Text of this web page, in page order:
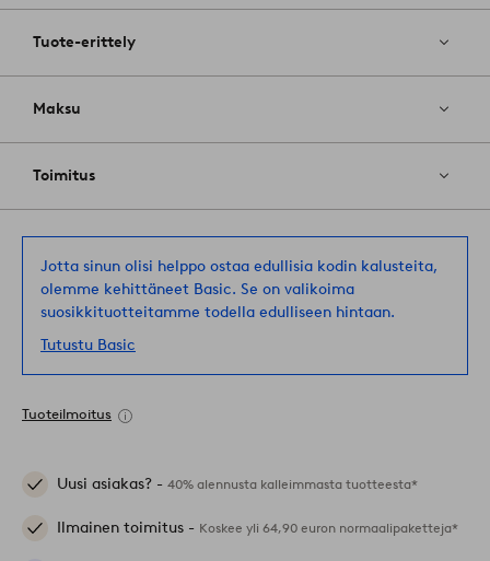
Tuote-erittely
Maksu
Toimitus
Jotta sinun olisi helppo ostaa edullisia kodin kalusteita,
olemme kehittäneet Basic. Se on valikoima
suosikkituotteitamme todella edulliseen hintaan.
Tutustu Basic
Tuoteilmoitus
Uusi asiakas? - 40% alennusta kalleimmasta tuotteesta*
Ilmainen toimitus - Koskee yli 64,90 euron normaalipaketteja*